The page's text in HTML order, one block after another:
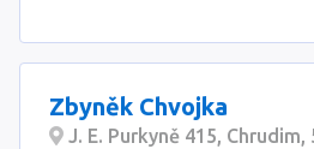
Zbyněk Chvojka
J. E. Purkyně 415, Chrudim,